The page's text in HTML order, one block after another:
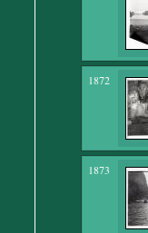
1872
1873